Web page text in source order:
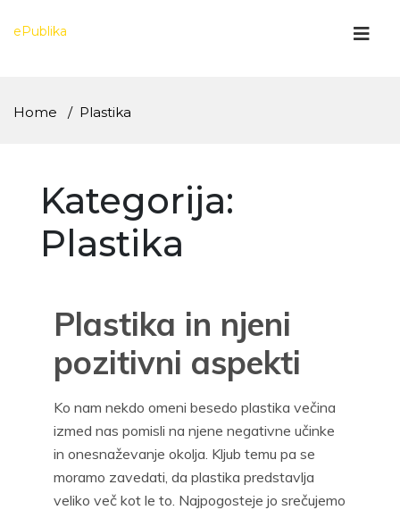
ePublika
Home Plastika
Kategorija:
Plastika
Plastika in njeni
pozitivni aspekti
Ko nam nekdo omeni besedo plastika večina
izmed nas pomisli na njene negativne učinke
in onesnaževanje okolja. Kljub temu pa se
moramo zavedati, da plastika predstavlja
veliko več kot le to. Najpogosteje jo srečujemo